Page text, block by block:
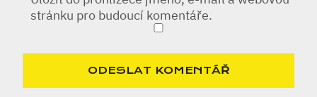
stránku pro budoucí komentáře.